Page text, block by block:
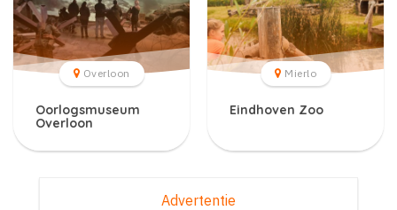
Overloon
Oorlogsmuseum
Overloon
Mierlo
Eindhoven Zoo
Advertentie